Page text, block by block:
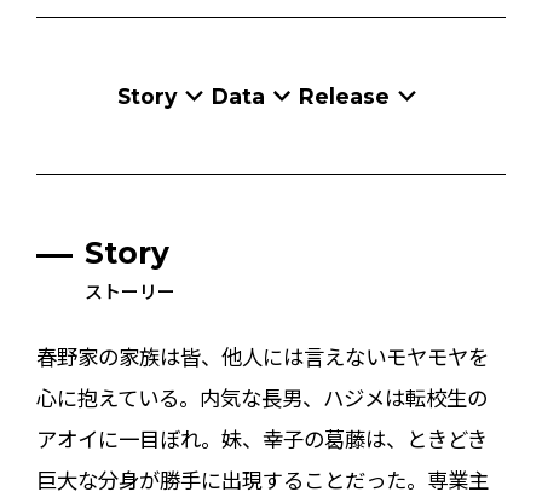
Story Data Release
Story
ストーリー
春野家の家族は皆、他人には言えないモヤモヤを
心に抱えている。内気な長男、ハジメは転校生の
アオイに一目ぼれ。妹、幸子の葛藤は、ときどき
巨大な分身が勝手に出現することだった。専業主